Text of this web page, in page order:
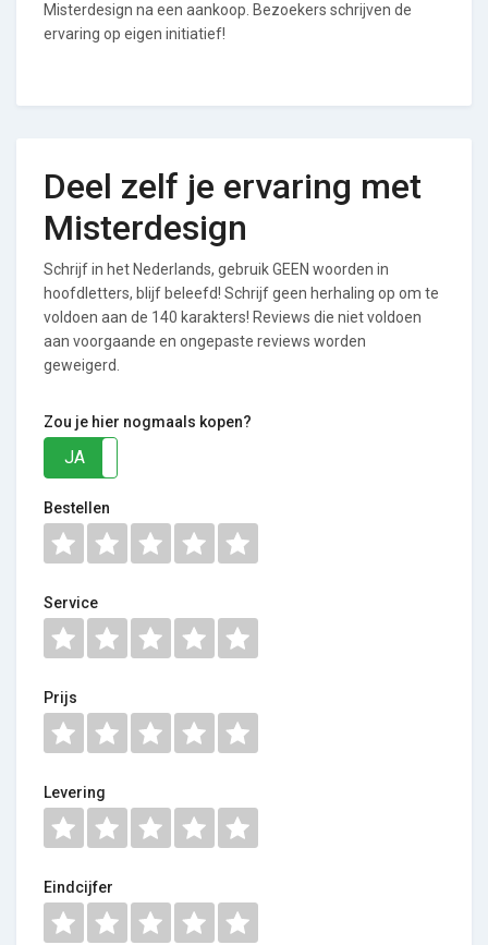
Misterdesign na een aankoop. Bezoekers schrijven de
ervaring op eigen initiatief!
Deel zelf je ervaring met
Misterdesign
Schrijf in het Nederlands, gebruik GEEN woorden in
hoofdletters, blijf beleefd! Schrijf geen herhaling op om te
voldoen aan de 140 karakters! Reviews die niet voldoen
aan voorgaande en ongepaste reviews worden
geweigerd.
Zou je hier nogmaals kopen?
JA
Bestellen
Service
Prijs
Levering
Eindcijfer